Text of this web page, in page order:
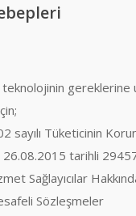
gereklerine
sayılı Tüketicinin
tarihli 29457
Sağlayıcılar
Sözleşmeler